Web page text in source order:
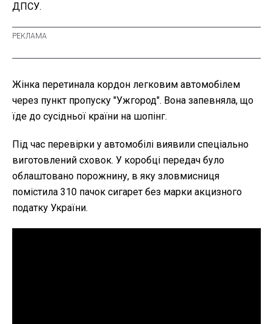
ДПСУ.
Жінка перетинала кордон легковим автомобілем
через пункт пропуску "Ужгород". Вона запевняла, що
їде до сусідньої країни на шопінг.
Під час перевірки у автомобілі виявили спеціально
виготовлений сховок. У коробці передач було
облаштовано порожнину, в яку зловмисниця
помістила 310 пачок сигарет без марки акцизного
податку України.